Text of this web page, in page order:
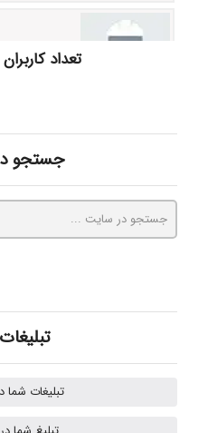
تعداد کاربران
جستجو
تبلیغات شما